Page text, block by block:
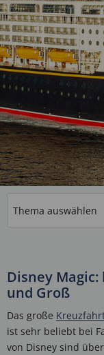
Disney
und Groß
Das große
ist sehr beliebt bei
von Disney sind